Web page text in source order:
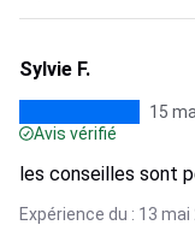
Sylvie F.
15
Avis vérifié
les conseilles sont
Expérience du : 13 mai